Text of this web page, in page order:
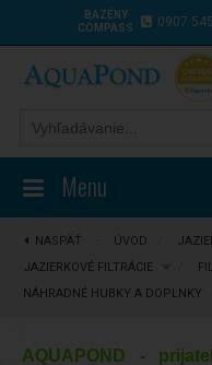
BAZÉNY
COMPASS
0907
Menu
NASPÄŤ ÚVOD
JAZIERKOVÉ FILTRÁCIE
NÁHRADNÉ HUBKY A DOPLNKY
AQUAPOND -